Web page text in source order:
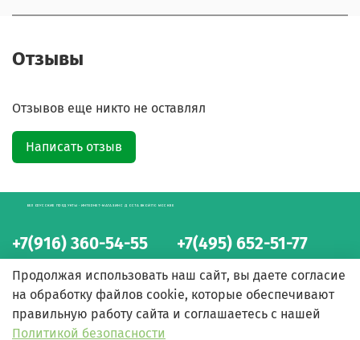
Отзывы
Отзывов еще никто не оставлял
Написать отзыв
+7(916) 360-54-55 +7(495) 652-51-77
БЕЛОРУССКИЕ ПРОДУКТЫ - ИНТЕРНЕТ-МАГАЗИН С ДОСТАВКОЙ ПО МОСКВЕ
Продолжая использовать наш сайт, вы даете согласие
на обработку файлов cookie, которые обеспечивают
правильную работу сайта и соглашаетесь с нашей
Политикой безопасности